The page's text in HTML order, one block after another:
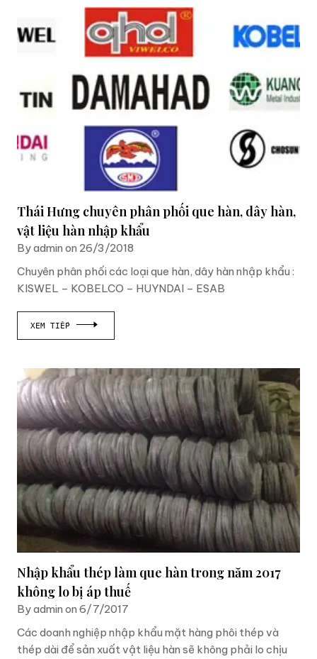
Thái Hưng chuyên phân phối que hàn, dây hàn,
vật liệu hàn nhập khẩu
By admin on 26/3/2018
Chuyên phân phối các loại que hàn, dây hàn nhập khẩu :
KISWEL – KOBELCO – HUYNDAI – ESAB
XEM TIẾP
Nhập khẩu thép làm que hàn trong năm 2017
không lo bị áp thuế
By admin on 6/7/2017
Các doanh nghiệp nhập khẩu mặt hàng phôi thép và
thép dài để sản xuất vật liệu hàn sẽ không phải lo chịu